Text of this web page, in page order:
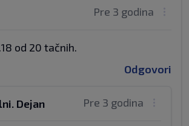
Pre 3 godina
od 20 tačnih.
Odgovori
Pre 3 godina
Dejan